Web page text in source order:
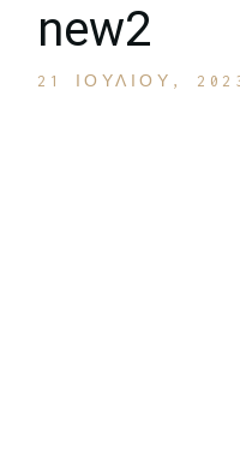
new2
21 ΙΟΥΛΊΟΥ,